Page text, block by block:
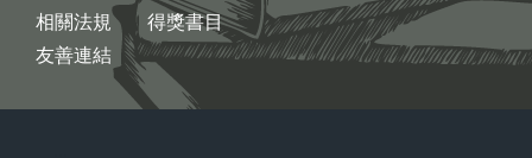
相關法規
友善連結
得獎書目